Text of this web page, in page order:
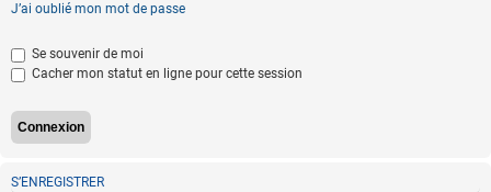
J’ai oublié mon mot de passe
Se souvenir de moi
Cacher mon statut en ligne pour cette session
S’ENREGISTRER